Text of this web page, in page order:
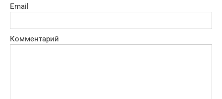
Email
Комментарий